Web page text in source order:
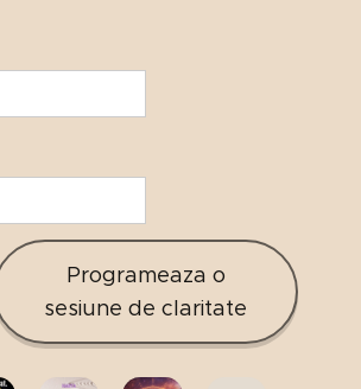
Programeaza o
sesiune de claritate